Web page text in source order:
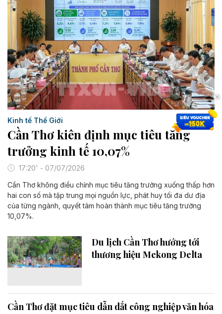
Kinh tế Thế Giới
Cần Thơ kiên định mục tiêu tăng
trưởng kinh tế 10,07%
17:20' - 07/07/2026
Cần Thơ không điều chỉnh mục tiêu tăng trưởng xuống thấp hơn
hai con số mà tập trung mọi nguồn lực, phát huy tối đa dư địa
của từng ngành, quyết tâm hoàn thành mục tiêu tăng trưởng
10,07%.
Du lịch Cần Thơ hướng tới
thương hiệu Mekong Delta
Cần Thơ đặt mục tiêu dẫn dắt công nghiệp văn hóa